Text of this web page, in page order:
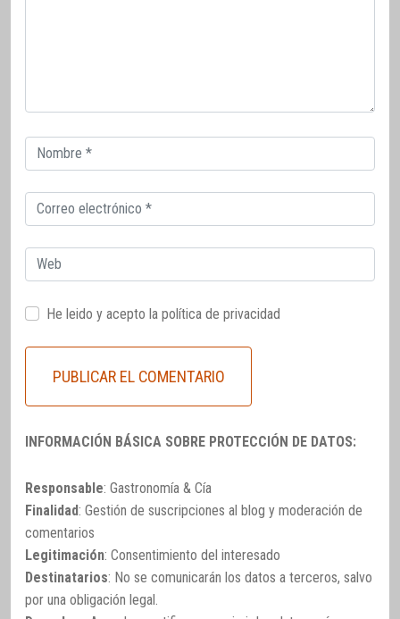
Correo
electrónico
Correo
electrónico
Web
He leido y acepto la política de privacidad
INFORMACIÓN BÁSICA SOBRE PROTECCIÓN DE DATOS:
Responsable: Gastronomía & Cía
Finalidad: Gestión de suscripciones al blog y moderación de
comentarios
Legitimación: Consentimiento del interesado
Destinatarios: No se comunicarán los datos a terceros, salvo
por una obligación legal.